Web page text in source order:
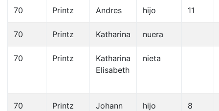
70 Printz Andres hijo 11
70 Printz Katharina nuera
70 Printz
Katharina
Elisabeth
nieta
70 Printz
Johann
hijo 8